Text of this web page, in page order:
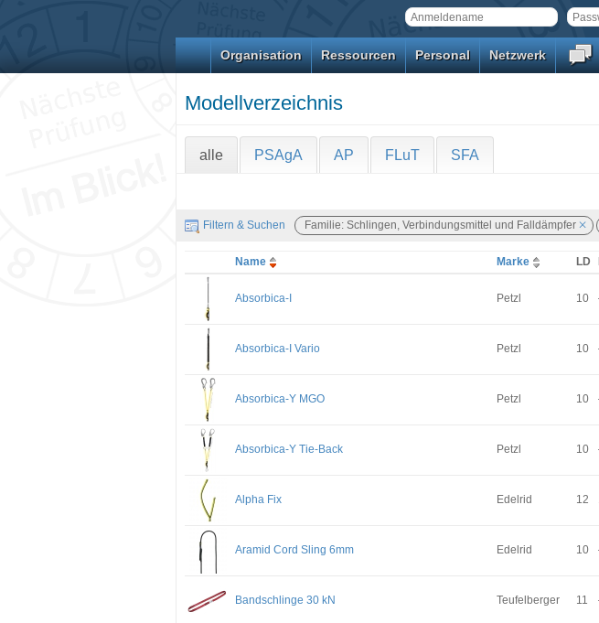
Organisation Ressourcen Personal Netzwerk
Modellverzeichnis
alle PSAgA AP FLuT SFA
Filtern & Suchen Familie: Schlingen, Verbindungsmittel und Falldämpfer
Name Marke LD
Absorbica-I Petzl 10
Absorbica-I Vario Petzl 10
Absorbica-Y MGO Petzl 10
Absorbica-Y Tie-Back Petzl 10
Alpha Fix Edelrid 12
Aramid Cord Sling 6mm Edelrid 10
Bandschlinge 30 kN Teufelberger 11